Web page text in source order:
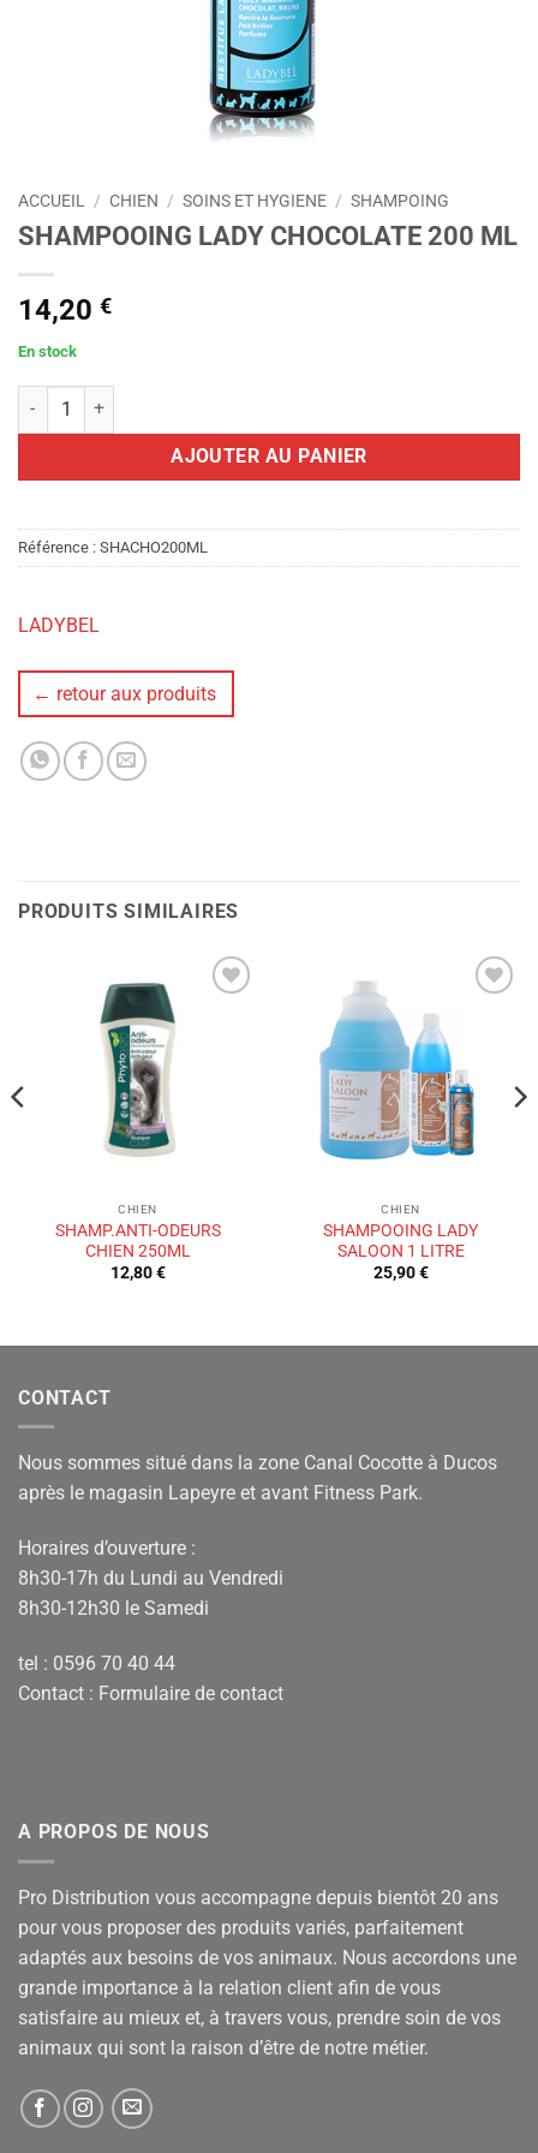
ACCUEIL / CHIEN / SOINS ET HYGIENE / SHAMPOING
SHAMPOOING LADY CHOCOLATE 200 ML
14,20 €
En stock
quantité de SHAMPOOING LADY CHOCOLATE 200 ML
AJOUTER AU PANIER
Référence : SHACHO200ML
LADYBEL
← retour aux produits
PRODUITS SIMILAIRES
CHIEN
SHAMP.ANTI-ODEURS
CHIEN 250ML
12,80€
CHIEN
SHAMPOOING LADY
SALOON 1 LITRE
25,90€
CONTACT
Nous sommes situé dans la zone Canal Cocotte à Ducos
après le magasin Lapeyre et avant Fitness Park.
Horaires d’ouverture :
8h30-17h du Lundi au Vendredi
8h30-12h30 le Samedi
tel : 0596 70 40 44
Contact : Formulaire de contact
A PROPOS DE NOUS
Pro Distribution vous accompagne depuis bientôt 20 ans
pour vous proposer des produits variés, parfaitement
adaptés aux besoins de vos animaux. Nous accordons une
grande importance à la relation client afin de vous
satisfaire au mieux et, à travers vous, prendre soin de vos
animaux qui sont la raison d’être de notre métier.